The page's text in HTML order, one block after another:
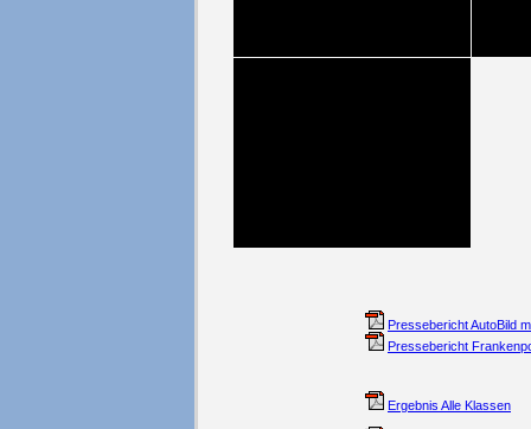
Pressebericht AutoBild
Pressebericht
Ergebnis Alle Klassen